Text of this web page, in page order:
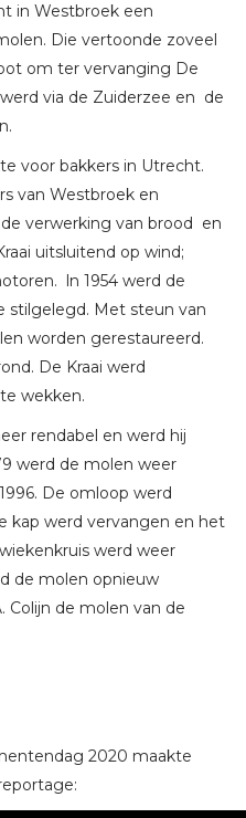
in Westbroek een
Die vertoonde zoveel
om ter vervanging De
via de Zuiderzee en de
voor bakkers in Utrecht.
van Westbroek en
verwerking van brood en
uitsluitend op wind;
ln 1954 werd de
stilgelegd. Met steun van
worden gerestaureerd.
De Kraai werd
wekken.
rendabel en werd hij
werd de molen weer
De omloop werd
kap werd vervangen en het
werd weer
de molen opnieuw
Colijn de molen van de
2020 maakte